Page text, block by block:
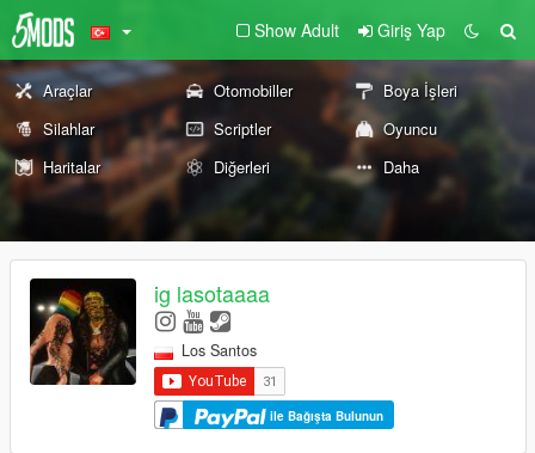
Show Adult Giriş Yap
Araçlar Otomobiller
Boya İşleri
Silahlar
Scriptler
Oyuncu
Haritalar
Diğerleri Daha
ig lasotaaaa
Los Santos
ile Bağışta Bulunun